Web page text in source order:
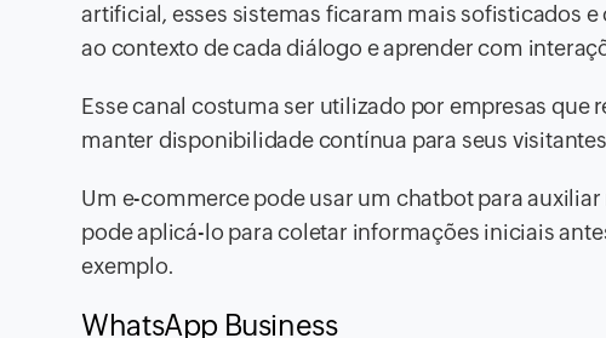
artificial, esses sistemas ficaram mais sofisticados
ao contexto de cada diálogo e aprender com
Esse canal costuma ser utilizado por empresas
manter disponibilidade contínua para seus
Um e-commerce pode usar um chatbot para
pode aplicá-lo para coletar informações iniciais
exemplo.
WhatsApp Business